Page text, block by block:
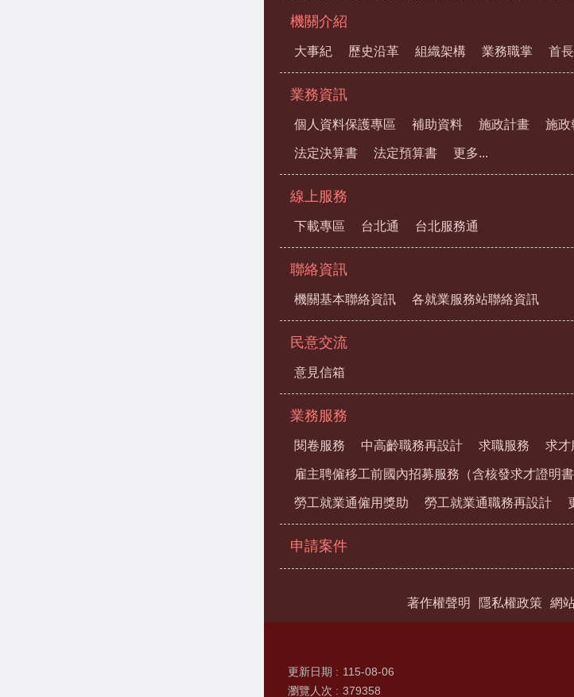
機關介紹
大事紀 歷史沿革 組織架構 業務職掌 首
業務資訊
個人資料保護專區 補助資料 施政計畫 施政
法定決算書 法定預算書 更多...
線上服務
下載專區 台北通 台北服務通
聯絡資訊
機關基本聯絡資訊 各就業服務站聯絡資訊
民意交流
意見信箱
業務服務
閱卷服務 中高齡職務再設計 求職服務 求才
雇主聘僱移工前國內招募服務（含核發求才證明
勞工就業通僱用獎助 勞工就業通職務再設計
申請案件
著作權聲明 隱私權政策 網
更新日期
115-08-06
瀏覽人次
379358